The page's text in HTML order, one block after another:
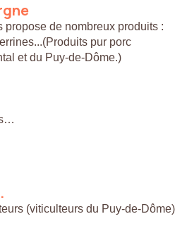
propose de nombreux produits :
pur porc
et du Puy-de-Dôme.)
(viticulteurs du Puy-de-Dôme)